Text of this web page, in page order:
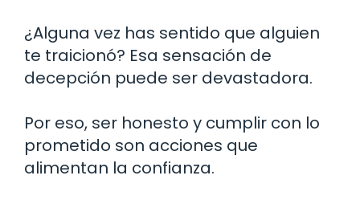
¿Alguna vez has sentido que alguien
te traicionó? Esa sensación de
decepción puede ser devastadora.
Por eso, ser honesto y cumplir con lo
prometido son acciones que
alimentan la confianza.